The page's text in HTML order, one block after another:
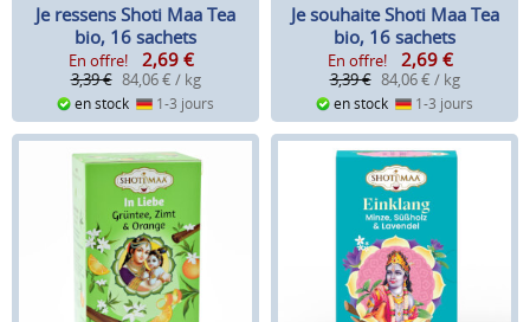
Je ressens Shoti Maa Tea
bio, 16 sachets
En offre! 2,69 €
3,39 € 84,06 € / kg
en stock 1-3 jours
Je souhaite Shoti Maa Tea
bio, 16 sachets
En offre! 2,69 €
3,39 € 84,06 € / kg
en stock 1-3 jours